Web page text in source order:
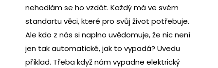
nehodlám se ho vzdát. Každý má ve svém
standartu věci, které pro svůj život potřebuje.
Ale kdo z nás si naplno uvědomuje, že nic není
jen tak automatické, jak to vypadá? Uvedu
příklad. Třeba když nám vypadne elektrický